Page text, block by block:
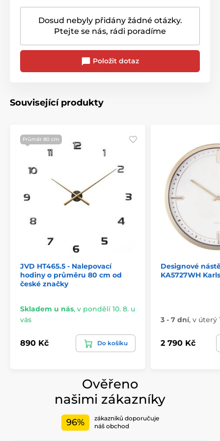
Dosud nebyly přidány žádné otázky.
Ptejte se nás, rádi poradíme
Položit dotaz
Související produkty
Průměr 80 cm
JVD HT465.5 - Nalepovací
hodiny o průměru 80 cm od
české značky
Skladem u nás, v pondělí 10. 8. u
vás
890 Kč Do košíku
Designové
KA5727WH
3 - 7 dní, v úterý
2 790 Kč
Ověřeno
našimi zákazníky
96%
zákazníků doporučuje
náš obchod